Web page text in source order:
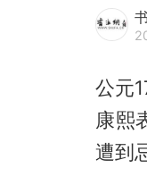
公元
康熙
遭到